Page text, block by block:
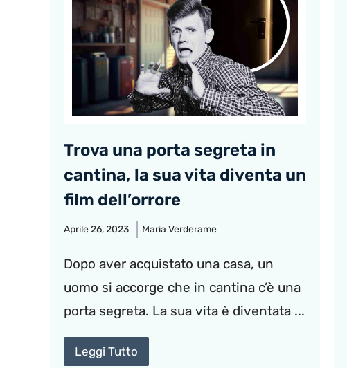
Trova una porta segreta in
cantina, la sua vita diventa un
film dell’orrore
Aprile 26, 2023 Maria Verderame
Dopo aver acquistato una casa, un
uomo si accorge che in cantina c’è una
porta segreta. La sua vita è diventata ...
Leggi Tutto